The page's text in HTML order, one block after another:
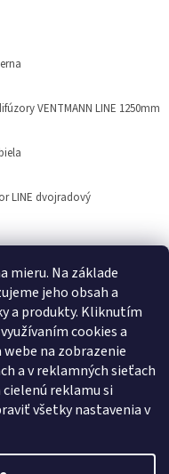
mieru. Na základe
jeho obsah a
a produkty. Kliknutím
cookies a
na zobrazenie
a v reklamných sieťach
reklamu si
všetky nastavenia v
VENTMANN LINE 1250mm
LINE dvojradový
hviezdičiek.